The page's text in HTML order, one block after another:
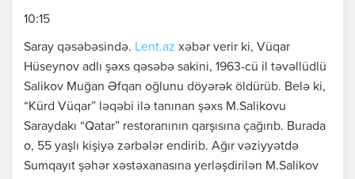
10:15
Saray qəsəbəsində. Lent.az xəbər verir ki, Vüqar
Hüseynov adlı şəxs qəsəbə sakini, 1963-cü il təvəllüdlü
Salikov Muğan Əfqan oğlunu döyərək öldürüb. Belə ki,
“Kürd Vüqar” ləqəbi ilə tanınan şəxs M.Salikovu
Saraydakı “Qatar” restoranının qarşısına çağırıb. Burada
o, 55 yaşlı kişiyə zərbələr endirib. Ağır vəziyyətdə
Sumqayıt şəhər xəstəxanasına yerləşdirilən M.Salikov